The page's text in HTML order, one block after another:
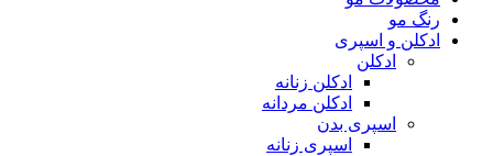
رنگ مو
ادکلن و اسپری
ادکلن
ادکلن زنانه
ادکلن مردانه
اسپری بدن
اسپری زنانه